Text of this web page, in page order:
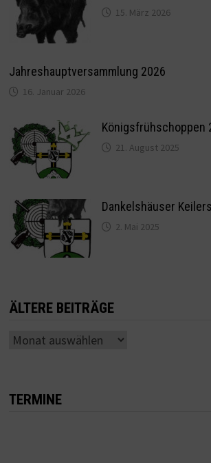
15. März 2026
Jahreshauptversammlung 2026
16. Januar 2026
Königsfrühschoppen
21. August 2025
Dankelshäuser
2. Mai 2025
ÄLTERE BEITRÄGE
Ältere
TERMINE